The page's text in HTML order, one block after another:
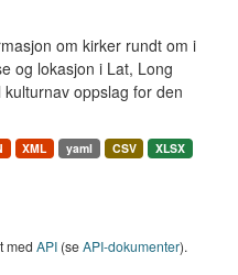
om kirker rundt om i
og lokasjon i Lat, Long
oppslag for den
XML yaml CSV
XLSX
med API (seAPI-dokumenter).